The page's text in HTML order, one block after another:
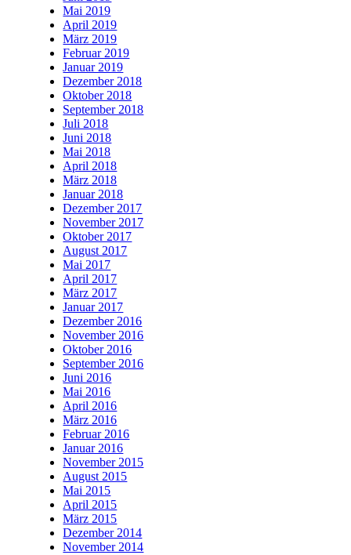
Mai 2019
April 2019
März 2019
Februar 2019
Januar 2019
Dezember 2018
Oktober 2018
September 2018
Juli 2018
Juni 2018
Mai 2018
April 2018
März 2018
Januar 2018
Dezember 2017
November 2017
Oktober 2017
August 2017
Mai 2017
April 2017
März 2017
Januar 2017
Dezember 2016
November 2016
Oktober 2016
September 2016
Juni 2016
Mai 2016
April 2016
März 2016
Februar 2016
Januar 2016
November 2015
August 2015
Mai 2015
April 2015
März 2015
Dezember 2014
November 2014